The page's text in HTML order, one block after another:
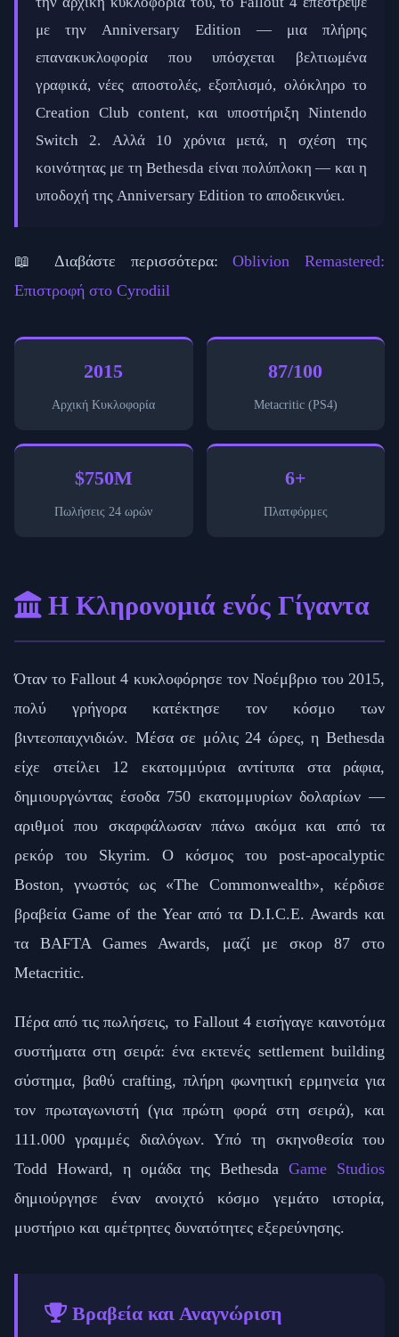
με την Anniversary Edition — μια πλήρης
επανακυκλοφορία που υπόσχεται βελτιωμένα
γραφικά, νέες αποστολές, εξοπλισμό, ολόκληρο το
Creation Club content, και υποστήριξη Nintendo
Switch 2. Αλλά 10 χρόνια μετά, η σχέση της
κοινότητας με τη Bethesda είναι πολύπλοκη — και η
υποδοχή της Anniversary Edition το αποδεικνύει.
📖 Διαβάστε περισσότερα:Oblivion Remastered:
Επιστροφή στο Cyrodiil
2015
Αρχική Κυκλοφορία
87/100
Metacritic (PS4)
$750M
Πωλήσεις 24 ωρών
6+
Πλατφόρμες
Η Κληρονομιά ενός Γίγαντα
Όταν το Fallout 4 κυκλοφόρησε τον Νοέμβριο του 2015,
πολύ γρήγορα κατέκτησε τον κόσμο των
βιντεοπαιχνιδιών. Μέσα σε μόλις 24 ώρες, η Bethesda
είχε στείλει 12 εκατομμύρια αντίτυπα στα ράφια,
δημιουργώντας έσοδα 750 εκατομμυρίων δολαρίων —
αριθμοί που σκαρφάλωσαν πάνω ακόμα και από τα
ρεκόρ του Skyrim. Ο κόσμος του post-apocalyptic
Boston, γνωστός ως «The Commonwealth», κέρδισε
βραβεία Game of the Year από τα D.I.C.E. Awards και
τα BAFTA Games Awards, μαζί με σκορ 87 στο
Metacritic.
Πέρα από τις πωλήσεις, το Fallout 4 εισήγαγε καινοτόμα
συστήματα στη σειρά: ένα εκτενές settlement building
σύστημα, βαθύ crafting, πλήρη φωνητική ερμηνεία για
τον πρωταγωνιστή (για πρώτη φορά στη σειρά), και
111.000 γραμμές διαλόγων. Υπό τη σκηνοθεσία του
Todd Howard, η ομάδα της BethesdaGame Studios
δημιούργησε έναν ανοιχτό κόσμο γεμάτο ιστορία,
μυστήριο και αμέτρητες δυνατότητες εξερεύνησης.
Βραβεία και Αναγνώριση